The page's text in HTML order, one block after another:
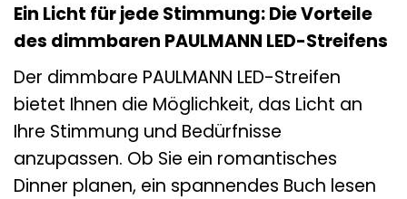
Ein Licht für jede Stimmung: Die Vorteile
des dimmbaren PAULMANN LED-Streifens
Der dimmbare PAULMANN LED-Streifen
bietet Ihnen die Möglichkeit, das Licht an
Ihre Stimmung und Bedürfnisse
anzupassen. Ob Sie ein romantisches
Dinner planen, ein spannendes Buch lesen